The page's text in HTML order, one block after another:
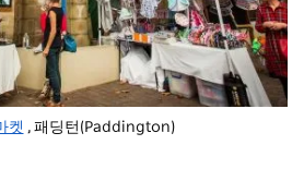
켓 , 패딩턴(Paddington)